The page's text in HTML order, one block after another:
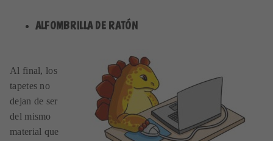
ALFOMBRILLA DE RATÓN
Al final, los
tapetes no
dejan de ser
del mismo
material que